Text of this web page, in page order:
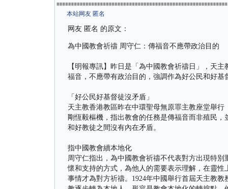
本站网友 匿名
网友 匿名 的原文：
為中國教會祈禱 周守仁：傳福音不應帶政治目的
【明報專訊】昨日是「為中國教會祈禱日」，天
福音，不應帶有政治目的，強調作為好公民和好
「好公民好基督徒沒矛盾」
天主教香港教區昨在中環聖母無原罪主教座堂舉
剛恆毅樞機，指出教會的任務是傳福音而非殖民
和好教徒之間沒有內在矛盾。
指中國教會續本地化
周守仁指出，為中國教會祈禱不代表對方出現特
懷和支持的方式，為他人的需要表示理解，在靈
事情才為對方祈禱。1924年中國舉行首屆天主教